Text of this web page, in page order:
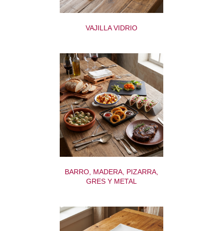
VAJILLA VIDRIO
BARRO, MADERA, PIZARRA,
GRES Y METAL